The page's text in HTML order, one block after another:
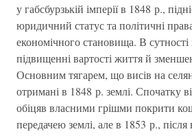
у габсбурзькій імперії в 1848 р.,
юридичний статус та політичні
економічного становища. В
підвищенні вартості життя й
Основним тягарем, що висів на
отримані в 1848 р. землі. Спочатку
обіцяв власними грішми покрити
передачею землі, але в 1853 р., після